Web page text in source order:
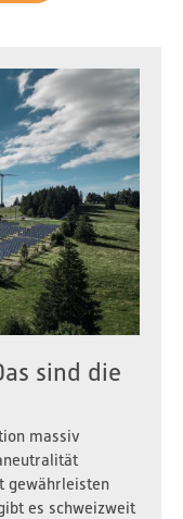
sind die
massiv
gewährleisten
es schweizweit